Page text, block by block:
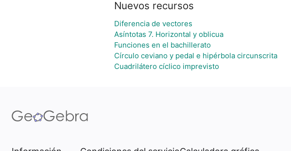
Nuevos recursos
Diferencia de vectores
Asíntotas 7. Horizontal y oblicua
Funciones en el bachillerato
Círculo ceviano y pedal e hipérbola circunscrita
Cuadrilátero cíclico imprevisto